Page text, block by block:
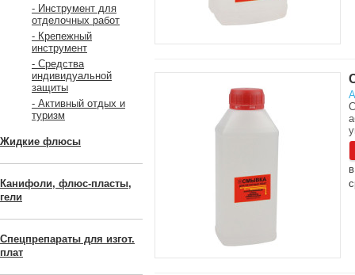
- Инструмент для
отделочных работ
- Крепежный
инструмент
- Средства
индивидуальной
защиты
- Активный отдых и
туризм
Жидкие флюсы
Канифоли, флюс-пласты,
гели
Спецпрепараты для изгот.
плат